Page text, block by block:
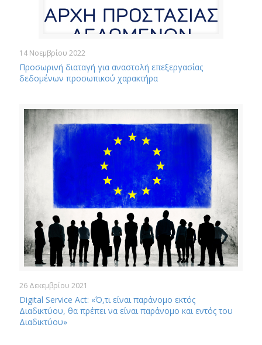
14 Νοεμβρίου 2022
Προσωρινή διαταγή για αναστολή επεξεργασίας
δεδομένων προσωπικού χαρακτήρα
26 Δεκεμβρίου 2021
Digital Service Act: «Ό,τι είναι παράνομο εκτός
Διαδικτύου, θα πρέπει να είναι παράνομο και εντός του
Διαδικτύου»